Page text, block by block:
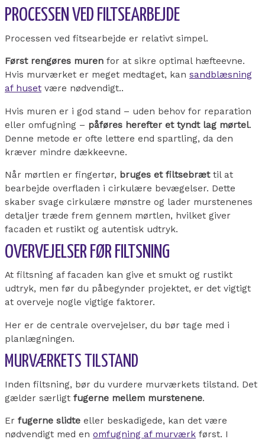
PROCESSEN VED FILTSEARBEJDE
Processen ved fitsearbejde er relativt simpel.
Først rengøres muren for at sikre optimal hæfteevne.
Hvis murværket er meget medtaget, kan sandblæsning
af huset være nødvendigt..
Hvis muren er i god stand – uden behov for reparation
eller omfugning – påføres herefter et tyndt lag mørtel.
Denne metode er ofte lettere end spartling, da den
kræver mindre dækkeevne.
Når mørtlen er fingertør, bruges et filtsebrættil at
bearbejde overfladen i cirkulære bevægelser. Dette
skaber svage cirkulære mønstre og lader murstenenes
detaljer træde frem gennem mørtlen, hvilket giver
facaden et rustikt og autentisk udtryk.
OVERVEJELSER FØR FILTSNING
At filtsning af facaden kan give et smukt og rustikt
udtryk, men før du påbegynder projektet, er det vigtigt
at overveje nogle vigtige faktorer.
Her er de centrale overvejelser, du bør tage med i
planlægningen.
MURVÆRKETS TILSTAND
Inden filtsning, bør du vurdere murværkets tilstand. Det
gælder særligt fugerne mellem murstenene.
Er fugerne slidte eller beskadigede, kan det være
nødvendigt med en omfugning af murværk først. I